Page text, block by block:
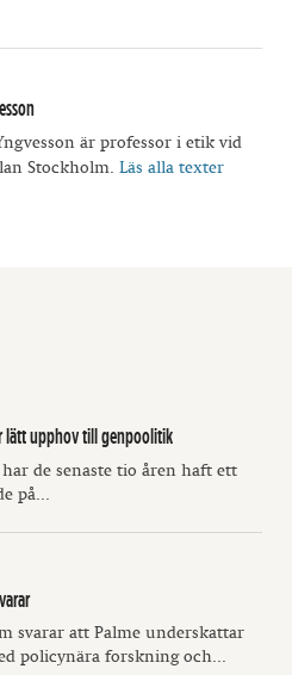
är professor i etik vid
Stockholm.Läs alla texter
lätt upphov till genpoolitik
har de senaste tio åren haft ett
på...
svarar att Palme underskattar
policynära forskning och...